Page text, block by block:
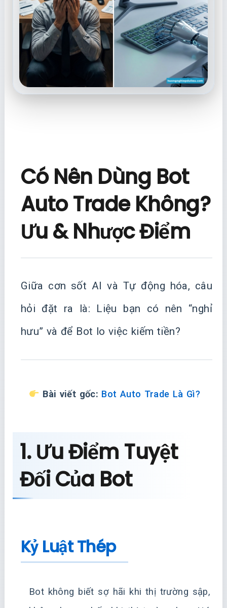
Có Nên Dùng Bot
Auto Trade Không?
Ưu & Nhược Điểm
Giữa cơn sốt AI và Tự động hóa, câu
hỏi đặt ra là: Liệu bạn có nên “nghỉ
hưu” và để Bot lo việc kiếm tiền?
Bài viết gốc: Bot Auto Trade Là Gì?
1. Ưu Điểm Tuyệt
Đối Của Bot
Kỷ Luật Thép
Bot không biết sợ hãi khi thị trường sập,